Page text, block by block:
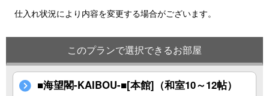
仕入れ状況により内容を変更する場合がございます。
このプランで選択できるお部屋
■海望閣-KAIBOU-■[本館]（和室10～12帖）